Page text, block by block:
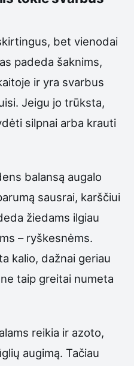
bet vienodai
padeda šaknims,
ir yra svarbus
Jeigu jo trūksta,
silpnai arba krauti
balansą augalo
sausrai, karščiui
žiedams ilgiau
– ryškesnėms.
kalio, dažnai geriau
taip greitai numeta
reikia ir azoto,
augimą. Tačiau